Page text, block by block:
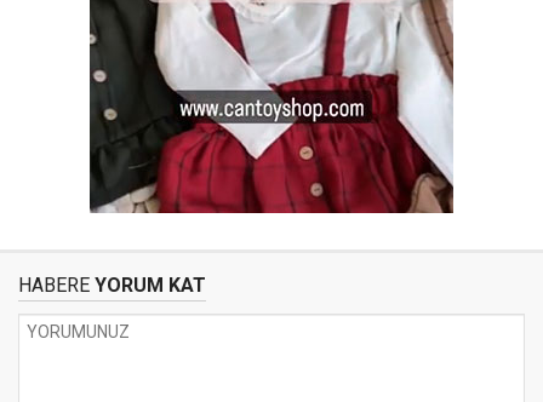
HABERE YORUM KAT